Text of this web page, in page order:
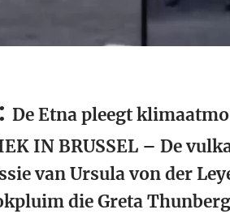
De Etna pleegt
IN BRUSSEL – De
van Ursula von der
die Greta